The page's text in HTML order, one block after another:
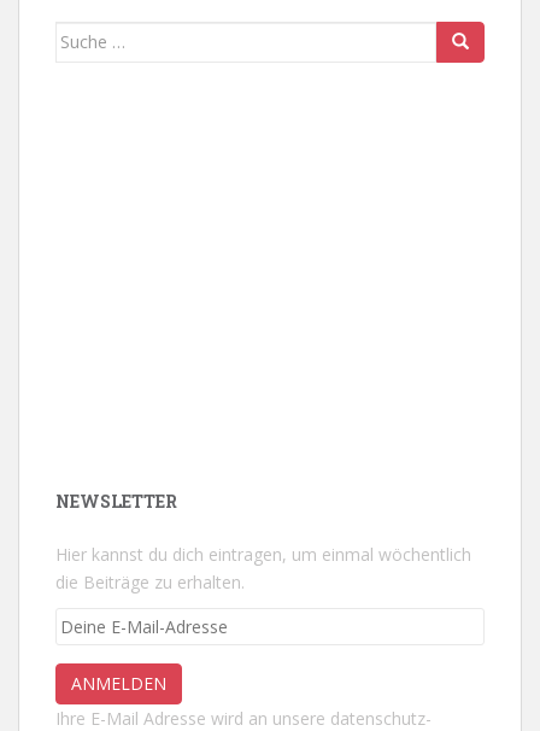
Suche
NEWSLETTER
Hier kannst du dich eintragen, um einmal wöchentlich
die Beiträge zu erhalten.
Ihre E-Mail Adresse wird an unsere datenschutz-